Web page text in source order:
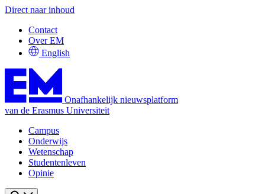
Direct naar inhoud
Contact
Over EM
English
Onafhankelijk nieuwsplatform
van de Erasmus Universiteit
Campus
Onderwijs
Wetenschap
Studentenleven
Opinie